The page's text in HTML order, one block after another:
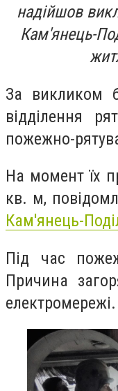
надійшов
Кам'янець-
За викликом
відділення
пожежно-
На момент їх
кв. м,
Кам'янець-
Під час
Причина
електромережі.